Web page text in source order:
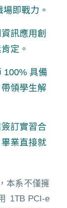
即戰力。
訊應用創
定。
100% 具備
領學生解
訂實習合
業直接就
本系不僅擁
1TB PCI-e